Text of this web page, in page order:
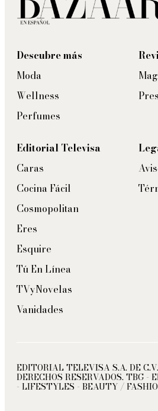
Descubre más
Moda
Wellness
Perfumes
Editorial Televisa
Caras
Cocina Fácil
Cosmopolitan
Eres
Esquire
Tú En Línea
TVyNovelas
Vanidades
EDITORIAL TELEVISA S.A. DE
DERECHOS RESERVADOS. TBG
- LIFESTYLES - BEAUTY /